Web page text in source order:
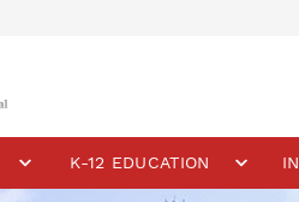
K-12 EDUCATION